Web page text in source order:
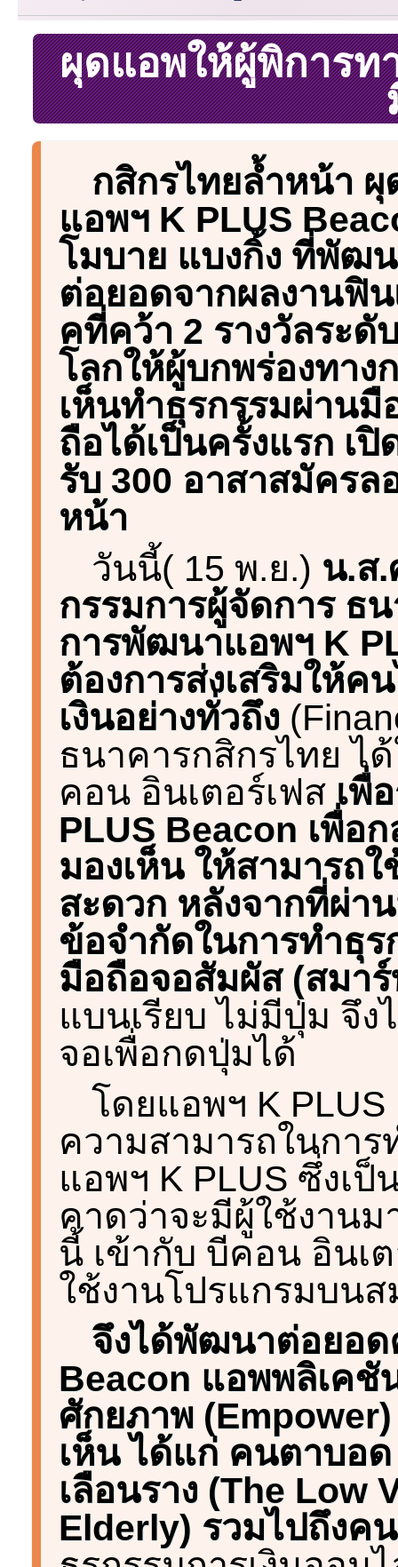
ผุดแอพให้ผู้พิการท
กสิกรไทยล้ำหน้า ผุ
แอพฯ K PLUS
โมบาย แบงกิ้ง ที่พัฒ
ต่อยอดจากผลงานฟิน
คที่คว้า 2 รางวัลระดั
โลกให้ผู้บกพร่องทาง
เห็นทำธุรกรรมผ่านมื
ถือได้เป็นครั้งแรก เปิ
รับ 300 อาสาสมัครล
หน้า
วันนี้( 15 พ.ย.) น.ส
กรรมการผู้จัดการ ธ
การพัฒนาแอพฯ K
ต้องการส่งเสริมให้ค
เงินอย่างทั่วถึง
ธนาคารกสิกรไทย ไ
คอน อินเตอร์เฟส เพื่
PLUS Beacon เพื่อ
มองเห็น ให้สามารถ
สะดวก หลังจากที่ผ่า
ข้อจำกัดในการทำธุร
มือถือจอสัมผัส (สมา
แบนเรียบ ไม่มีปุ่ม จึ
จอเพื่อกดปุ่มได้
โดยแอพฯ K PLUS
ความสามารถในการ
แอพฯ K PLUS ซึ่งเ
คาดว่าจะมีผู้ใช้งาน
นี้ เข้ากับ บีคอน อินเ
ใช้งานโปรแกรมบน
จึงได้พัฒนาต่อยอด
Beacon แอพพลิเคชั
ศักยภาพ
เห็น ได้แก่ คนตาบอ
เลือนราง (The Low
Elderly) รวมไปถึงค